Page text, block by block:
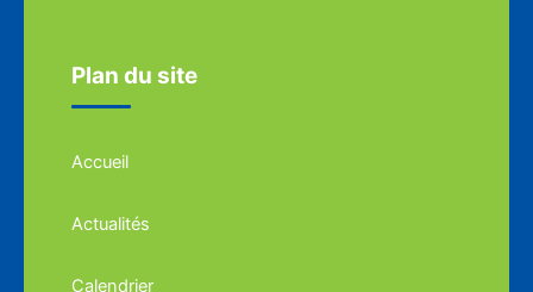
Plan du site
Accueil
Actualités
Calendrier